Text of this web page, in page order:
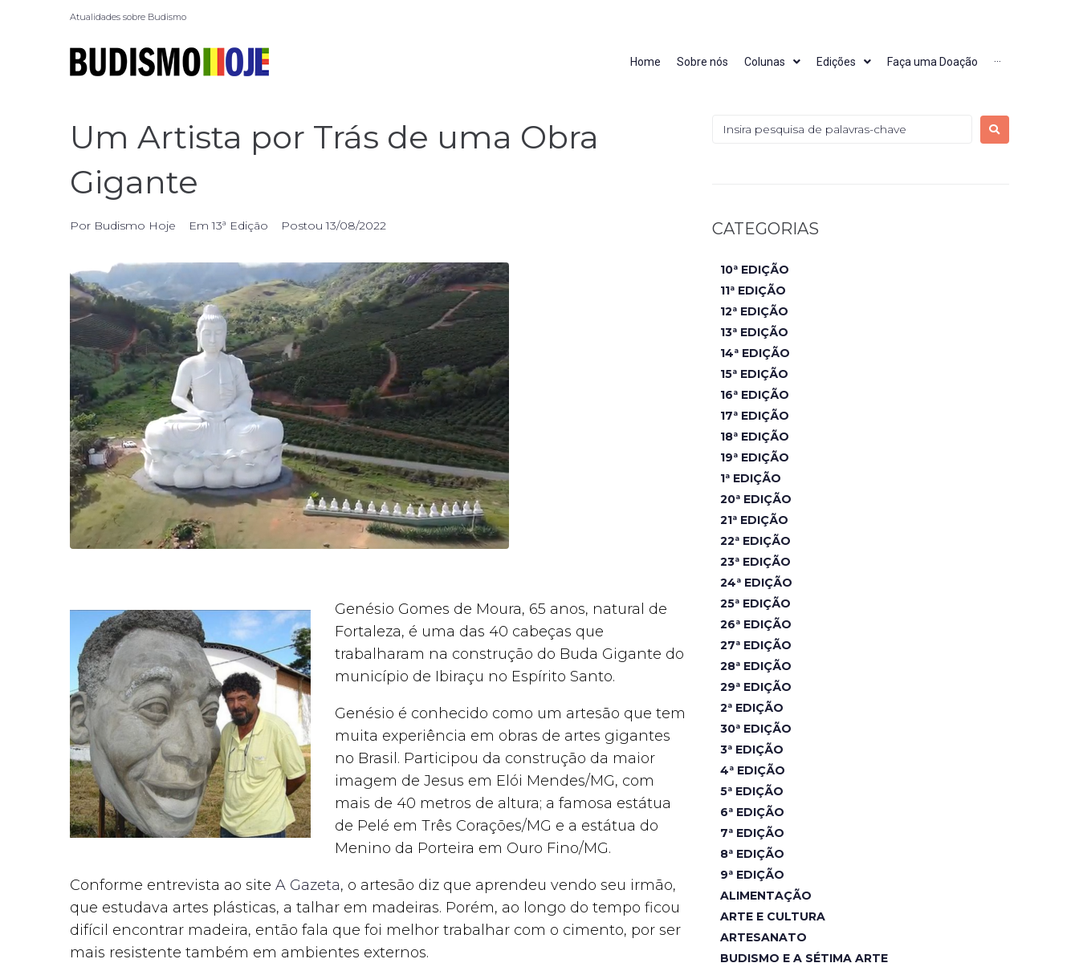
Atualidades sobre Budismo
Home Sobre nós Colunas Edições Faça uma Doação ···
Um Artista por Trás de uma Obra
Gigante
Por Budismo Hoje Em13ª Edição Postou13/08/2022
Genésio Gomes de Moura, 65 anos, natural de
Fortaleza, é uma das 40 cabeças que
trabalharam na construção do Buda Gigante do
município de Ibiraçu no Espírito Santo.
Genésio é conhecido como um artesão que tem
muita experiência em obras de artes gigantes
no Brasil. Participou da construção da maior
imagem de Jesus em Elói Mendes/MG, com
mais de 40 metros de altura; a famosa estátua
de Pelé em Três Corações/MG e a estátua do
Menino da Porteira em Ouro Fino/MG.
Conforme entrevista ao site A Gazeta, o artesão diz que aprendeu vendo seu irmão,
que estudava artes plásticas, a talhar em madeiras. Porém, ao longo do tempo ficou
difícil encontrar madeira, então fala que foi melhor trabalhar com o cimento, por ser
mais resistente também em ambientes externos.
CATEGORIAS
10ª EDIÇÃO
11ª EDIÇÃO
12ª EDIÇÃO
13ª EDIÇÃO
14ª EDIÇÃO
15ª EDIÇÃO
16ª EDIÇÃO
17ª EDIÇÃO
18ª EDIÇÃO
19ª EDIÇÃO
1ª EDIÇÃO
20ª EDIÇÃO
21ª EDIÇÃO
22ª EDIÇÃO
23ª EDIÇÃO
24ª EDIÇÃO
25ª EDIÇÃO
26ª EDIÇÃO
27ª EDIÇÃO
28ª EDIÇÃO
29ª EDIÇÃO
2ª EDIÇÃO
30ª EDIÇÃO
3ª EDIÇÃO
4ª EDIÇÃO
5ª EDIÇÃO
6ª EDIÇÃO
7ª EDIÇÃO
8ª EDIÇÃO
9ª EDIÇÃO
ALIMENTAÇÃO
ARTE E CULTURA
ARTESANATO
BUDISMO E A SÉTIMA ARTE